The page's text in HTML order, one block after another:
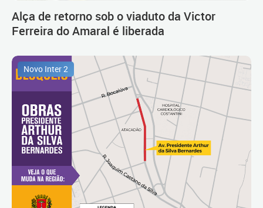
Alça de retorno sob o viaduto da Victor
Ferreira do Amaral é liberada
Novo Inter 2